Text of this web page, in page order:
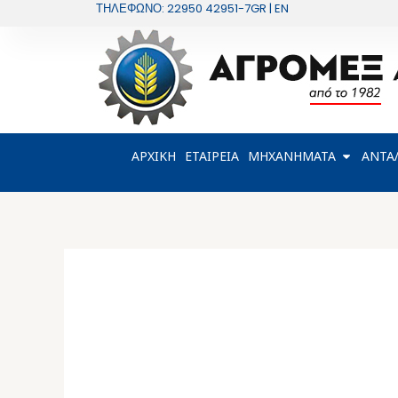
ΤΗΛΕΦΩΝΟ: 22950 42951-7GR | EN
ΑΡΧΙΚΗ ΕΤΑΙΡΕΙΑ ΜΗΧΑΝΗΜΑΤΑ OPEN